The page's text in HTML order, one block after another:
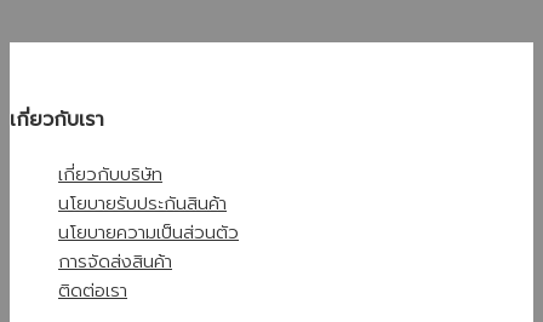
เกี่ยวกับเรา
เกี่ยวกับบริษัท
นโยบายรับประกันสินค้า
นโยบายความเป็นส่วนตัว
การจัดส่งสินค้า
ติดต่อเรา